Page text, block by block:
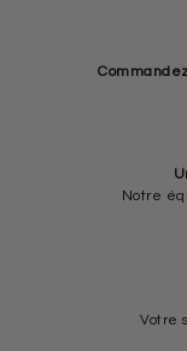
Notre
Votre